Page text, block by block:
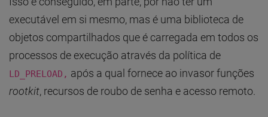
executável em si mesmo, mas é uma biblioteca de
objetos compartilhados que é carregada em todos os
processos de execução através da política de
LD_PRELOAD, após a qual fornece ao invasor funções
rootkit, recursos de roubo de senha e acesso remoto.